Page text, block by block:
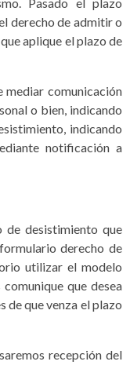
derecho de admitir o
aplique el plazo de
mediar comunicación
o bien, indicando
indicando
notificación a
desistimiento que
derecho de
utilizar el modelo
que desea
de que venza el plazo
recepción del